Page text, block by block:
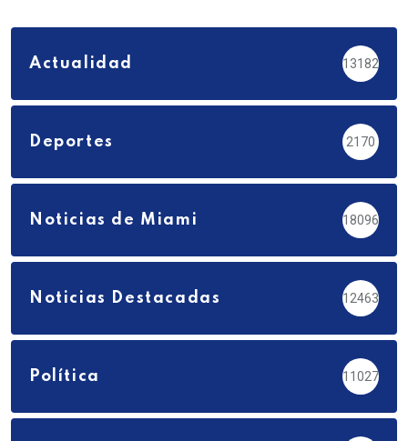
Actualidad 13182
Deportes 2170
Noticias de Miami 18096
Noticias Destacadas 12463
Política 11027